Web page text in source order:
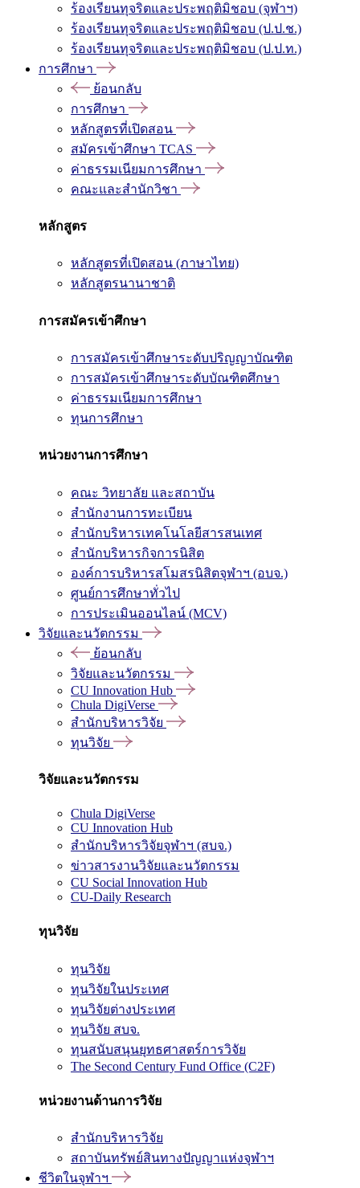
ร้องเรียนทุจริตและประพฤติมิชอบ (จุฬาฯ)
ร้องเรียนทุจริตและประพฤติมิชอบ (ป.ป.ช.)
ร้องเรียนทุจริตและประพฤติมิชอบ (ป.ป.ท.)
การศึกษา
ย้อนกลับ
การศึกษา
หลักสูตรที่เปิดสอน
สมัครเข้าศึกษา TCAS
ค่าธรรมเนียมการศึกษา
คณะและสำนักวิชา
หลักสูตร
หลักสูตรที่เปิดสอน (ภาษาไทย)
หลักสูตรนานาชาติ
การสมัครเข้าศึกษา
การสมัครเข้าศึกษาระดับปริญญาบัณฑิต
การสมัครเข้าศึกษาระดับบัณฑิตศึกษา
ค่าธรรมเนียมการศึกษา
ทุนการศึกษา
หน่วยงานการศึกษา
คณะ วิทยาลัย และสถาบัน
สำนักงานการทะเบียน
สำนักบริหารเทคโนโลยีสารสนเทศ
สำนักบริหารกิจการนิสิต
องค์การบริหารสโมสรนิสิตจุฬาฯ (อบจ.)
ศูนย์การศึกษาทั่วไป
การประเมินออนไลน์ (MCV)
วิจัยและนวัตกรรม
ย้อนกลับ
วิจัยและนวัตกรรม
CU Innovation Hub
Chula DigiVerse
สำนักบริหารวิจัย
ทุนวิจัย
วิจัยและนวัตกรรม
Chula DigiVerse
CU Innovation Hub
สำนักบริหารวิจัยจุฬาฯ (สบจ.)
ข่าวสารงานวิจัยและนวัตกรรม
CU Social Innovation Hub
CU-Daily Research
ทุนวิจัย
ทุนวิจัย
ทุนวิจัยในประเทศ
ทุนวิจัยต่างประเทศ
ทุนวิจัย สบจ.
ทุนสนับสนุนยุทธศาสตร์การวิจัย
The Second Century Fund Office (C2F)
หน่วยงานด้านการวิจัย
สำนักบริหารวิจัย
สถาบันทรัพย์สินทางปัญญาแห่งจุฬาฯ
ชีวิตในจุฬาฯ